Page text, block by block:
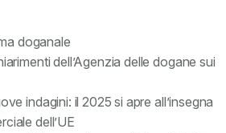
doganale
dell’Agenzia delle dogane sui
indagini: il 2025 si apre all’insegna
dell’UE